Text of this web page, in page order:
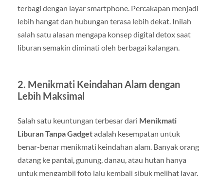
terbagi dengan layar smartphone. Percakapan menjadi
lebih hangat dan hubungan terasa lebih dekat. Inilah
salah satu alasan mengapa konsep digital detox saat
liburan semakin diminati oleh berbagai kalangan.
2. Menikmati Keindahan Alam dengan
Lebih Maksimal
Salah satu keuntungan terbesar dari Menikmati
Liburan Tanpa Gadgetadalah kesempatan untuk
benar-benar menikmati keindahan alam. Banyak orang
datang ke pantai, gunung, danau, atau hutan hanya
untuk mengambil foto lalu kembali sibuk melihat layar.